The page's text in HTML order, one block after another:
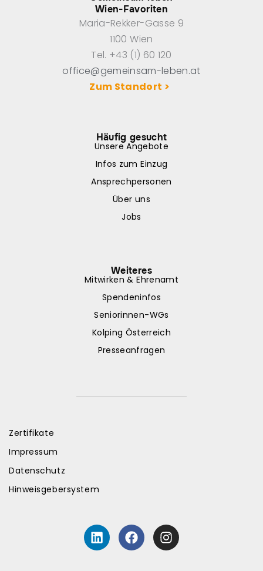
Wien-Favoriten
Maria-Rekker-Gasse 9
1100 Wien
Tel. +43 (1) 60 120
office@gemeinsam-leben.at
Zum Standort >
Häufig gesucht
Unsere Angebote
Infos zum Einzug
Ansprechpersonen
Über uns
Jobs
Weiteres
Mitwirken & Ehrenamt
Spendeninfos
Seniorinnen-WGs
Kolping Österreich
Presseanfragen
Zertifikate
Impressum
Datenschutz
Hinweisgebersystem
L
i
n
F
a
c
I
n
s